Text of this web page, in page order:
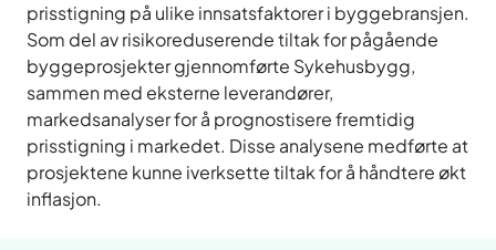
prisstigning på ulike innsatsfaktorer i byggebransjen.
Som del av risikoreduserende tiltak for pågående
byggeprosjekter gjennomførte Sykehusbygg,
sammen med eksterne leverandører,
markedsanalyser for å prognostisere fremtidig
prisstigning i markedet. Disse analysene medførte at
prosjektene kunne iverksette tiltak for å håndtere økt
inflasjon.